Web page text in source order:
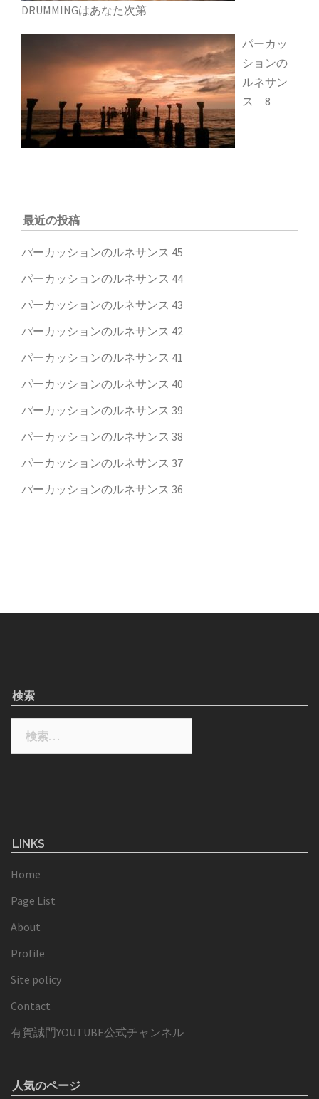
DRUMMINGはあなた次第
パーカッ
ションの
ルネサン
ス 8
最近の投稿
パーカッションのルネサンス 45
パーカッションのルネサンス 44
パーカッションのルネサンス 43
パーカッションのルネサンス 42
パーカッションのルネサンス 41
パーカッションのルネサンス 40
パーカッションのルネサンス 39
パーカッションのルネサンス 38
パーカッションのルネサンス 37
パーカッションのルネサンス 36
検索
LINKS
Home
Page List
About
Profile
Site policy
Contact
有賀誠門YOUTUBE公式チャンネル
人気のページ